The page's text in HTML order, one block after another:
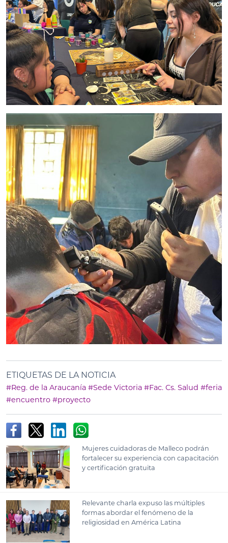
ETIQUETAS DE LA NOTICIA
#Reg. de la Araucanía #Sede Victoria #Fac. Cs. Salud #feria
#encuentro #proyecto
Mujeres cuidadoras de Malleco podrán
fortalecer su experiencia con capacitación
y certificación gratuita
Relevante charla expuso las múltiples
formas abordar el fenómeno de la
religiosidad en América Latina